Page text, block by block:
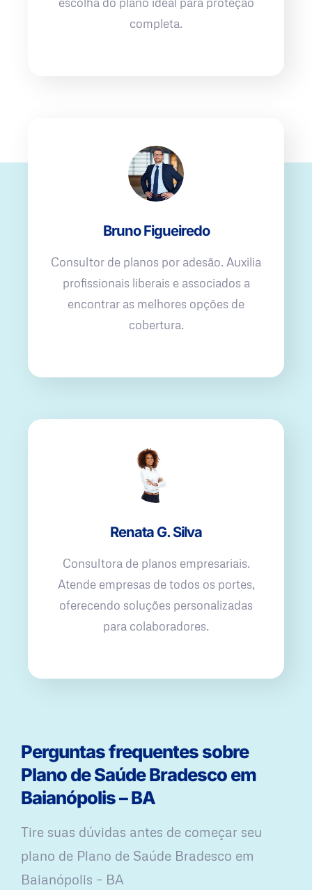
completa.
Bruno Figueiredo
Consultor de planos por adesão. Auxilia
profissionais liberais e associados a
encontrar as melhores opções de
cobertura.
Renata G. Silva
Consultora de planos empresariais.
Atende empresas de todos os portes,
oferecendo soluções personalizadas
para colaboradores.
Perguntas frequentes sobre
Plano de Saúde Bradesco em
Baianópolis – BA
Tire suas dúvidas antes de começar seu
plano ​de Plano de Saúde Bradesco em
Baianópolis – BA